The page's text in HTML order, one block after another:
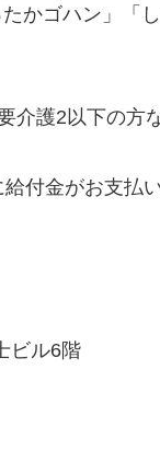
かゴハン」「
介護2以下の方
付金がお支払い
ビル6階